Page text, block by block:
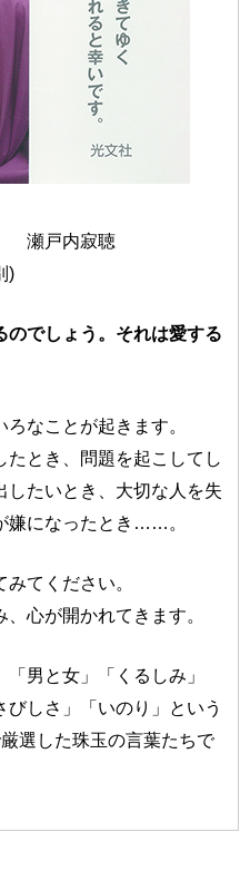
瀬戸内寂聴
)
のでしょう。それは愛する
なことが起きます。
とき、問題を起こしてし
したいとき、大切な人を失
嫌になったとき……。
てください。
心が開かれてきます。
男と女」「くるしみ」
びしさ」「いのり」という
選した珠玉の言葉たちで